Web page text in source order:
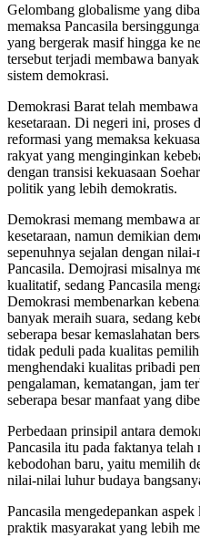
Gelombang globalisme yang
memaksa Pancasila
yang bergerak masif hingga ke
tersebut terjadi membawa
sistem demokrasi.
Demokrasi Barat telah
kesetaraan. Di negeri ini, proses
reformasi yang memaksa
rakyat yang menginginkan
dengan transisi kekuasaan
politik yang lebih demokratis.
Demokrasi memang membawa
kesetaraan, namun demikian
sepenuhnya sejalan dengan
Pancasila. Demojrasi misalnya
kualitatif, sedang Pancasila
Demokrasi membenarkan
banyak meraih suara, sedang
seberapa besar kemaslahatan
tidak peduli pada kualitas
menghendaki kualitas pribadi
pengalaman, kematangan, jam
seberapa besar manfaat yang
Perbedaan prinsipil antara
Pancasila itu pada faktanya telah
kebodohan baru, yaitu memilih
nilai-nilai luhur budaya
Pancasila mengedepankan
praktik masyarakat yang lebih